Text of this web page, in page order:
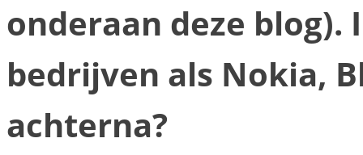
onderaan deze
bedrijven als Nokia,
achterna?